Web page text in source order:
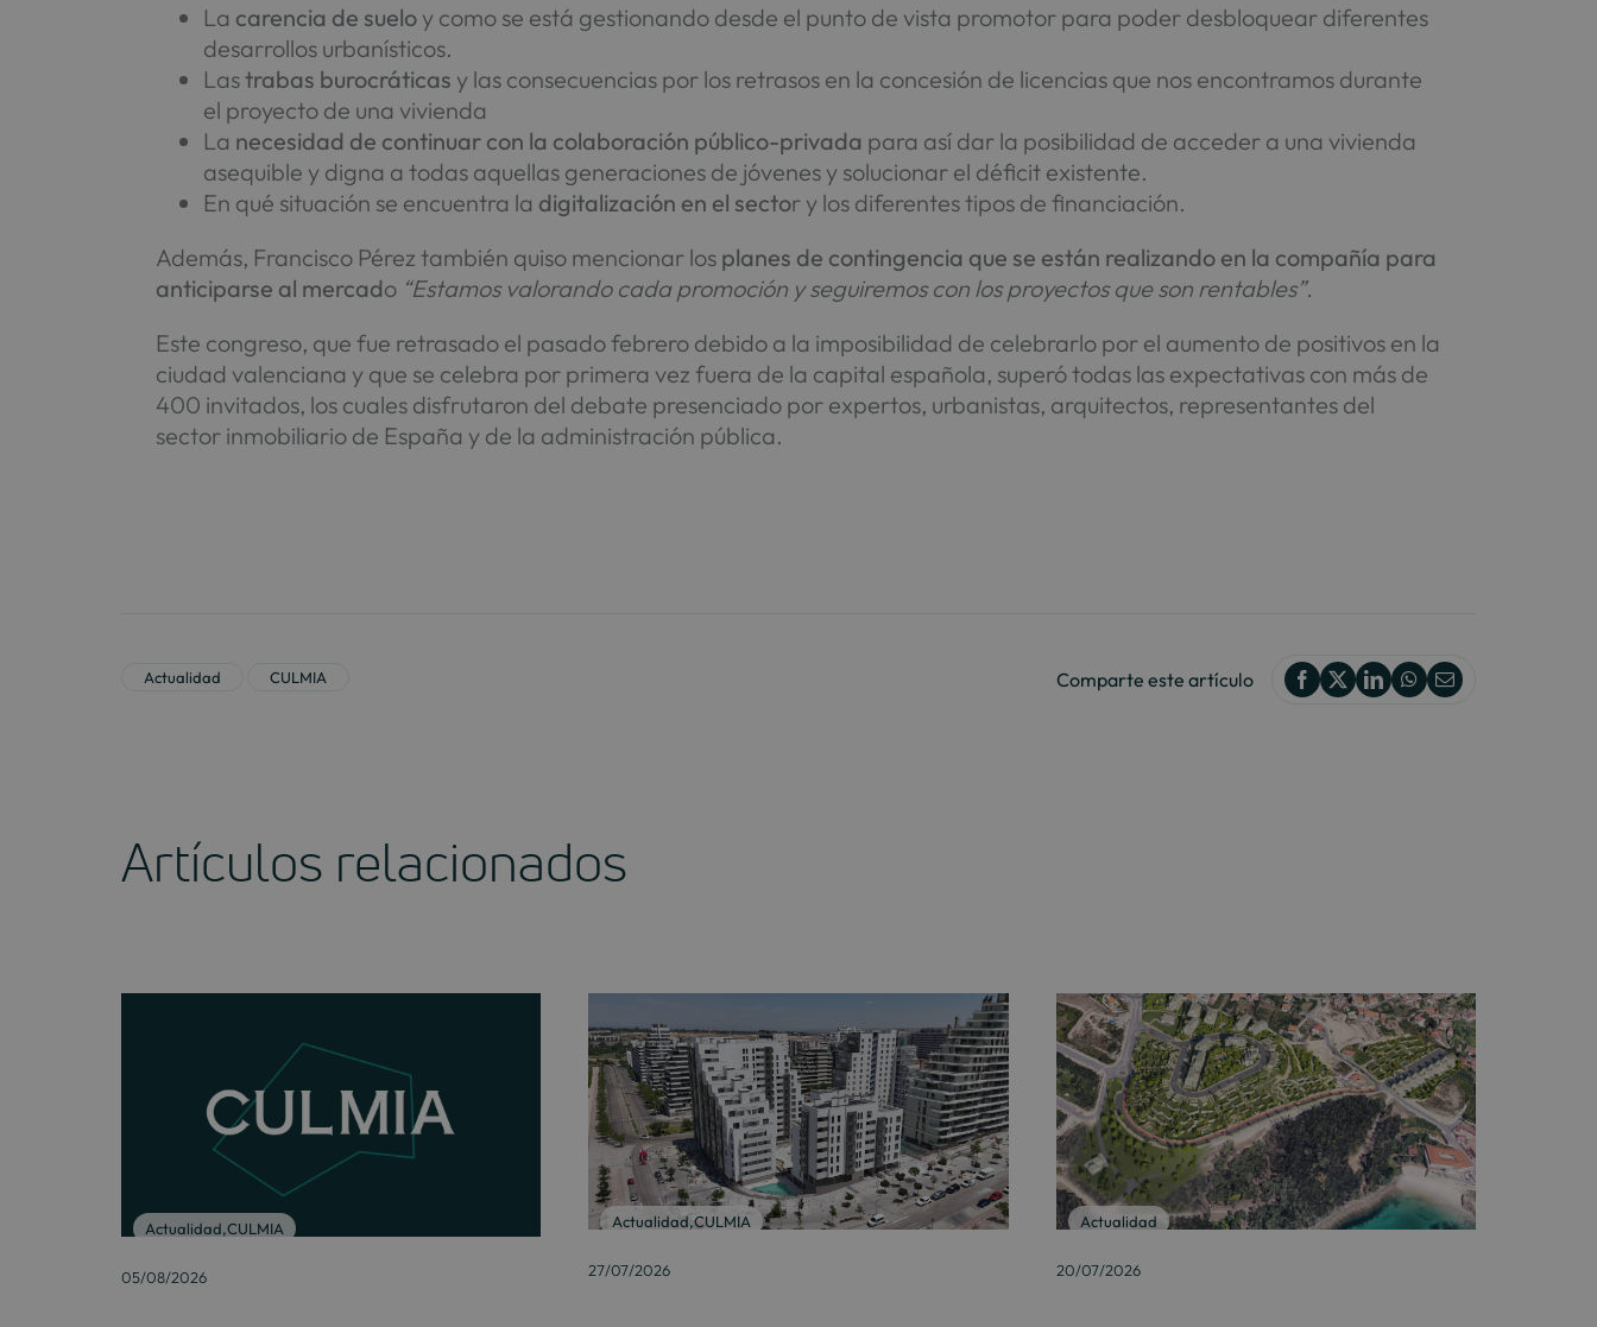
La carencia de suelo y como se está gestionando desde el punto de vista promotor para poder desbloquear diferentes
desarrollos urbanísticos.
Lastrabas burocráticas y las consecuencias por los retrasos en la concesión de licencias que nos encontramos durante
el proyecto de una vivienda
La necesidad de continuar con la colaboración público-privada para así dar la posibilidad de acceder a una vivienda
asequible y digna a todas aquellas generaciones de jóvenes y solucionar el déficit existente.
En qué situación se encuentra la digitalización en el sector y los diferentes tipos de financiación.
Además, Francisco Pérez también quiso mencionar los planes de contingencia que se están realizando en la compañía para
anticiparse al mercado “Estamos valorando cada promoción y seguiremos con los proyectos que son rentables”.
Este congreso, que fue retrasado el pasado febrero debido a la imposibilidad de celebrarlo por el aumento de positivos en la
ciudad valenciana y que se celebra por primera vez fuera de la capital española, superó todas las expectativas con más de
400 invitados, los cuales disfrutaron del debate presenciado por expertos, urbanistas, arquitectos, representantes del
sector inmobiliario de España y de la administración pública.
Actualidad CULMIA Comparte este artículo
Artículos relacionados
Actualidad,CULMIA
05/08/2026
Actualidad,CULMIA
27/07/2026
Actualidad
20/07/2026